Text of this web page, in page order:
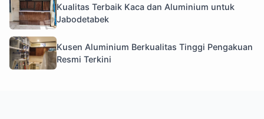
Kualitas Terbaik Kaca dan Aluminium untuk
Jabodetabek
Kusen Aluminium Berkualitas Tinggi Pengakuan
Resmi Terkini